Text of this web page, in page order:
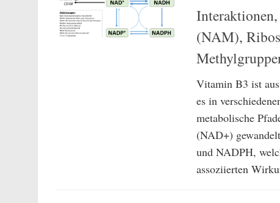
(NAM),
Vitamin B3 ist
es in
metabolische
(NAD+)
und NADPH,
assoziierten